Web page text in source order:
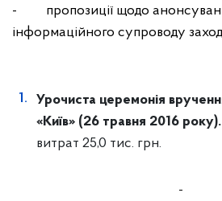
- пропозиції щодо
інформаційного супроводу
Урочиста церемонія
«Київ» (26 травня 2016 року).
витрат 25,0 тис. грн.